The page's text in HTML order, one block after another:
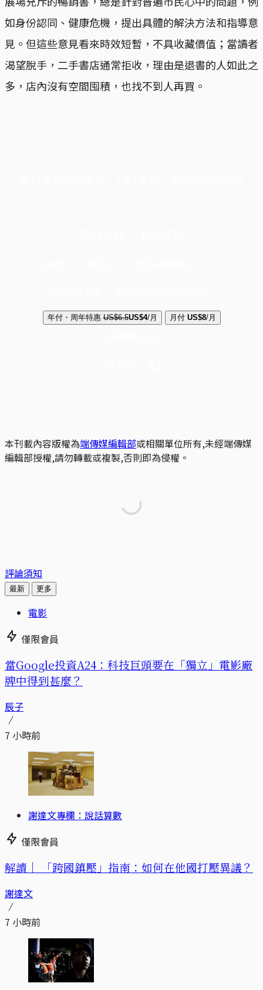
如身份認同、健康危機，提出具體的解決方法和指導意
見。但這些意見看來時效短暫，不具收藏價值；當讀者
渴望脫手，二手書店通常拒收，理由是退書的人如此之
多，店內沒有空間囤積，也找不到人再買。
年付・周年特惠 US$6.5US$4/月 月付 US$8/月
本刊載內容版權為端傳媒編輯部或相關單位所有,未經端傳媒
編輯部授權,請勿轉載或複製,否則即為侵權。
評論須知
最新 更多
電影
僅限會員
當Google投資A24：科技巨頭要在「獨立」電影廠
牌中得到甚麼？
辰子
7 小時前
謝達文專欄：說話算數
僅限會員
解讀｜ 「跨國鎮壓」指南：如何在他國打壓異議？
謝達文
7 小時前